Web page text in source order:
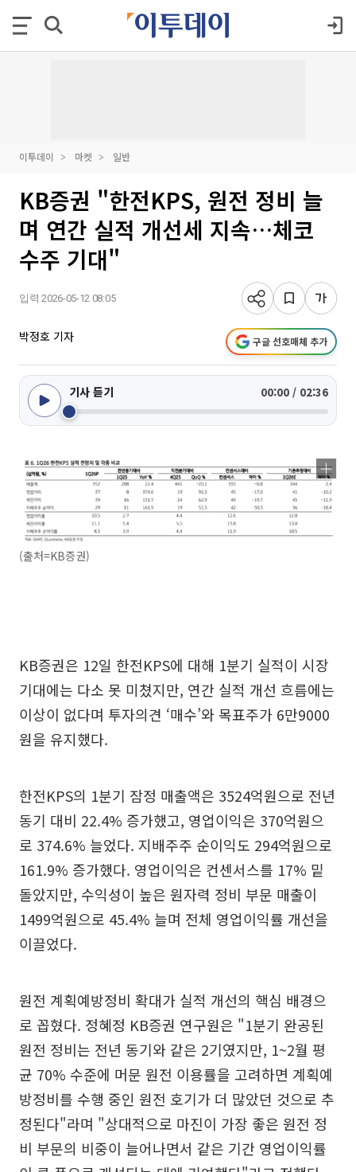
이투데이 마켓 일반
KB증권 "한전KPS, 원전 정비 늘
며 연간 실적 개선세 지속…체코
수주 기대"
입력 2026-05-12 08:05
박정호 기자 구글 선호매체 추가
기사 듣기 00:00 / 02:36
(출처=KB증권)
KB증권은 12일 한전KPS에 대해 1분기 실적이 시장
기대에는 다소 못 미쳤지만, 연간 실적 개선 흐름에는
이상이 없다며 투자의견 ‘매수’와 목표주가 6만9000
원을 유지했다.
한전KPS의 1분기 잠정 매출액은 3524억원으로 전년
동기 대비 22.4% 증가했고, 영업이익은 370억원으
로 374.6% 늘었다. 지배주주 순이익도 294억원으로
161.9% 증가했다. 영업이익은 컨센서스를 17% 밑
돌았지만, 수익성이 높은 원자력 정비 부문 매출이
1499억원으로 45.4% 늘며 전체 영업이익률 개선을
이끌었다.
원전 계획예방정비 확대가 실적 개선의 핵심 배경으
로 꼽혔다. 정혜정 KB증권 연구원은 "1분기 완공된
원전 정비는 전년 동기와 같은 2기였지만, 1~2월 평
균 70% 수준에 머문 원전 이용률을 고려하면 계획예
방정비를 수행 중인 원전 호기가 더 많았던 것으로 추
정된다"라며 "상대적으로 마진이 가장 좋은 원전 정
비 부문의 비중이 늘어나면서 같은 기간 영업이익률